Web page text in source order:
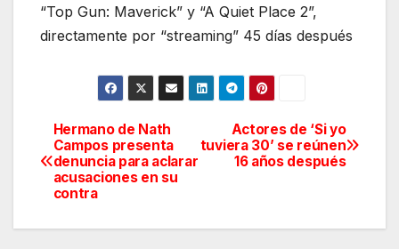
“Top Gun: Maverick” y “A Quiet Place 2”,
directamente por “streaming” 45 días después
Navegación
de
Actores de ‘Si yo
tuviera 30’ se reúnen
16 años después
Hermano de Nath
Campos presenta
denuncia para aclarar
acusaciones en su
contra